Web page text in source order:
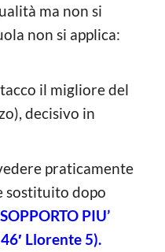
ma non si
non si applica:
il migliore del
decisivo in
praticamente
sostituito dopo
PIU’
Llorente 5).